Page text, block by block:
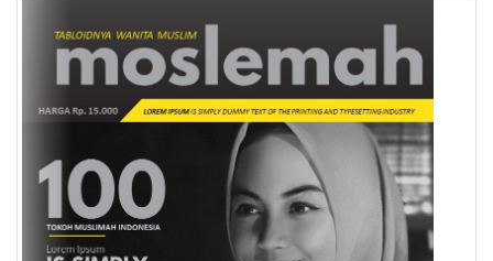
Berjalan
Pembayaran
Fee
Ganti